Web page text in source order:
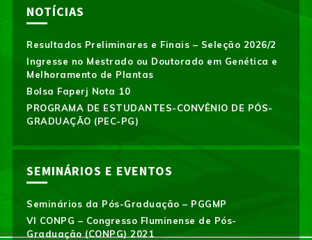
NOTÍCIAS
Resultados Preliminares e Finais – Seleção 2026/2
Ingresse no Mestrado ou Doutorado em Genética e
Melhoramento de Plantas
Bolsa Faperj Nota 10
PROGRAMA DE ESTUDANTES-CONVÊNIO DE PÓS-
GRADUAÇÃO (PEC-PG)
SEMINÁRIOS E EVENTOS
Seminários da Pós-Graduação – PGGMP
VI CONPG – Congresso Fluminense de Pós-
Graduação (CONPG) 2021